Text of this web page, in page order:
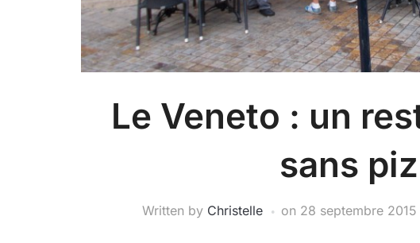
Le Veneto : un
sans
Written by Christelle on 28 septembre 2015